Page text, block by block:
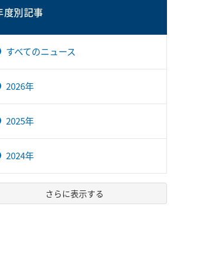
度別記事
すべてのニュース
2026年
2025年
2024年
さらに表示する